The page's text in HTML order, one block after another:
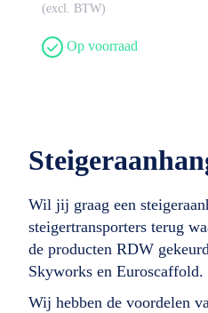
excl. BTW
Op voorraad
Wil jij graag een
steigertransporters terug
de producten RDW
Skyworks en Euroscaffold.
Wij hebben de voordelen